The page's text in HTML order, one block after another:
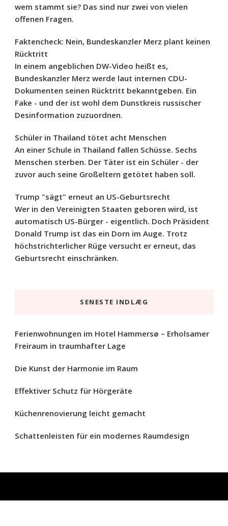
wem stammt sie? Das sind nur zwei von vielen
offenen Fragen.
Faktencheck: Nein, Bundeskanzler Merz plant keinen
Rücktritt
In einem angeblichen DW-Video heißt es,
Bundeskanzler Merz werde laut internen CDU-
Dokumenten seinen Rücktritt bekanntgeben. Ein
Fake - und der ist wohl dem Dunstkreis russischer
Desinformation zuzuordnen.
Schüler in Thailand tötet acht Menschen
An einer Schule in Thailand fallen Schüsse. Sechs
Menschen sterben. Der Täter ist ein Schüler - der
zuvor auch seine Großeltern getötet haben soll.
Trump "sägt" erneut an US-Geburtsrecht
Wer in den Vereinigten Staaten geboren wird, ist
automatisch US-Bürger - eigentlich. Doch Präsident
Donald Trump ist das ein Dorn im Auge. Trotz
höchstrichterlicher Rüge versucht er erneut, das
Geburtsrecht einschränken.
SENESTE INDLÆG
Ferienwohnungen im Hotel Hammersø – Erholsamer
Freiraum in traumhafter Lage
Die Kunst der Harmonie im Raum
Effektiver Schutz für Hörgeräte
Küchenrenovierung leicht gemacht
Schattenleisten für ein modernes Raumdesign